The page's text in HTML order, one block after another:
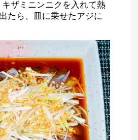
ザミニンニクを入れて熱
たら、皿に乗せたアジに